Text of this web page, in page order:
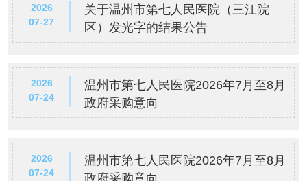
2026
07-27
关于温州市第七人民医院（三江院
区）发光字的结果公告
2026
07-24
温州市第七人民医院2026年7月至8月
政府采购意向
2026
07-24
温州市第七人民医院2026年7月至8月
政府采购意向